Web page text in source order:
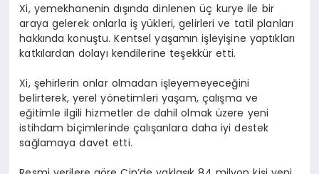
Xi, yemekhanenin dışında dinlenen üç kurye ile bir
araya gelerek onlarla iş yükleri, gelirleri ve tatil planları
hakkında konuştu. Kentsel yaşamın işleyişine yaptıkları
katkılardan dolayı kendilerine teşekkür etti.
Xi, şehirlerin onlar olmadan işleyemeyeceğini
belirterek, yerel yönetimleri yaşam, çalışma ve
eğitimle ilgili hizmetler de dahil olmak üzere yeni
istihdam biçimlerinde çalışanlara daha iyi destek
sağlamaya davet etti.